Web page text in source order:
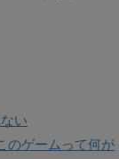
い
のゲームって何が